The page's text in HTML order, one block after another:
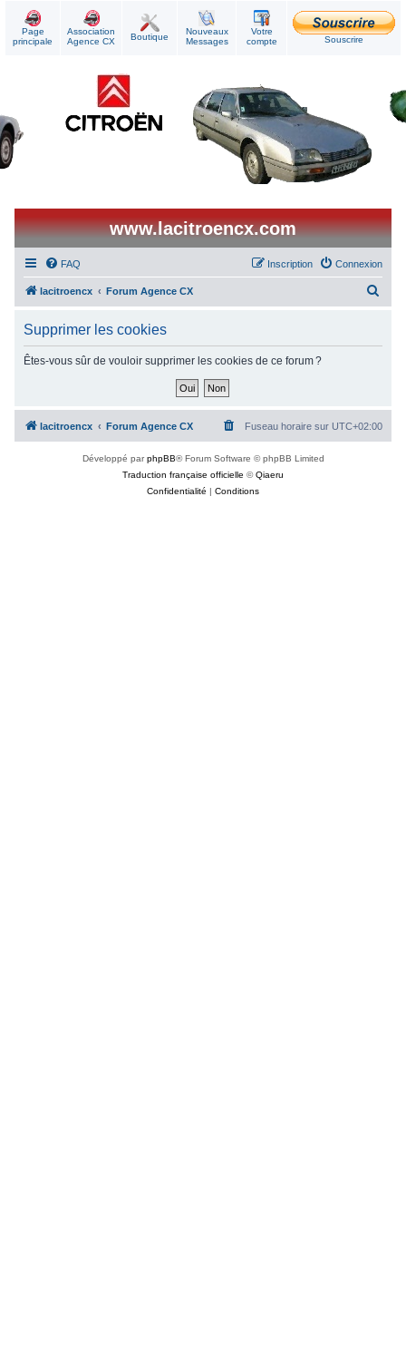
Page
principale
Association
Agence CX
Boutique
Nouveaux
Messages
Votre
compte
Souscrire
www.lacitroencx.com
FAQ Connexion
Inscription
lacitroencx Forum Agence CX
c
h
Supprimer les cookies
Êtes-vous sûr de vouloir supprimer les cookies de ce forum ?
lacitroencx Forum Agence CX Fuseau horaire sur UTC+02:00
Développé parphpBB® Forum Software © phpBB Limited
Traduction française officielle ©Qiaeru
Confidentialité | Conditions